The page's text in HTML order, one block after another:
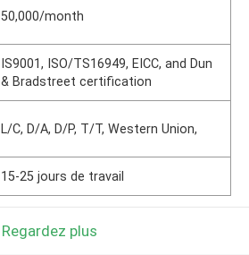
50,000/month
IS9001, ISO/TS16949, EICC, and Dun
& Bradstreet certification
L/C, D/A, D/P, T/T, Western Union,
15-25 jours de travail
Regardez plus